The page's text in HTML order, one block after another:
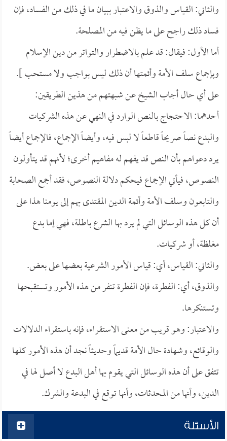
والثاني: القياس والذوق والاعتبار ببيان ما في ذلك من الفساد، فإن
فساد ذلك راجح على ما يظن فيه من المصلحة.
أما الأول: فيقال: قد علم بالاضطرار والتواتر من دين الإسلام
وبإجماع سلف الأمة وأئمتها أن ذلك ليس بواجب ولا مستحب ].
على أي حال أجاب الشيخ عن شبهتهم من هذين الطريقين:
أحدهما: الاحتجاج بالنص الوارد في النهي عن هذه الشركيات
والبدع نصاً صريحاً قاطعاً لا لبس فيه، وأيضاً الإجماع، فالإجماع أيضاً
يرد دعواهم بأن النص قد يفهم له مفاهيم أخرى؛ لأنهم قد يتأولون
النصوص، فيأتي الإجماع فيحكم دلالة النصوص، فقد أجمع الصحابة
والتابعون وسلف الأمة وأئمة الدين المقتدى بهم إلى يومنا هذا على
أن كل هذه الوسائل التي لم يرد بها الشرع باطلة، فهي إما بدع
مغلظة، أو شركيات.
والثاني: القياس، أي: قياس الأمور الشرعية بعضها على بعض.
والذوق، أي: الفطرة، فإن الفطرة تنفر من هذه الأمور وتستقبحها
وتستنكرها.
والاعتبار: وهو قريب من معنى الاستقراء، فإنه باستقراء الدلالات
والوقائع، وشهادة حال الأمة قديماً وحديثاً نجد أن هذه الأمور كلها
تتفق على أن هذه الوسائل التي يقوم بها أهل البدع لا أصل لها في
الدين، وأنها من المحدثات، وأنها توقع في البدعة والشرك.
الأسئلة